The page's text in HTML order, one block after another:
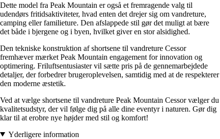
Dette model fra Peak Mountain er også et fremragende valg til
udendørs fritidsaktiviteter, hvad enten det drejer sig om vandreture,
camping eller familieture. Den afslappede stil gør det muligt at bære
det både i bjergene og i byen, hvilket giver en stor alsidighed.
Den tekniske konstruktion af shortsene til vandreture Cessor
fremhæver mærket Peak Mountain engagement for innovation og
optimering. Friluftsentusiaster vil sætte pris på de gennemarbejdede
detaljer, der forbedrer brugeroplevelsen, samtidig med at de respekterer
den moderne æstetik.
Ved at vælge shortsene til vandreture Peak Mountain Cessor vælger du
kvalitetsudstyr, der vil følge dig på alle dine eventyr i naturen. Gør dig
klar til at erobre nye højder med stil og komfort!
Yderligere information